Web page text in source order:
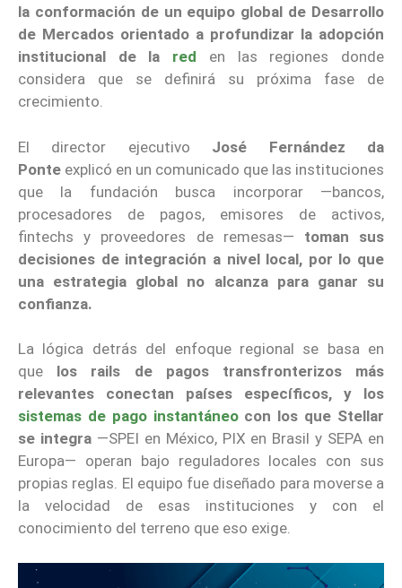
la conformación de un equipo global de Desarrollo
de Mercados orientado a profundizar la adopción
institucional de la red en las regiones donde
considera que se definirá su próxima fase de
crecimiento.
El director ejecutivo José Fernández da
Ponte explicó en un comunicado que las instituciones
que la fundación busca incorporar —bancos,
procesadores de pagos, emisores de activos,
fintechs y proveedores de remesas— toman sus
decisiones de integración a nivel local, por lo que
una estrategia global no alcanza para ganar su
confianza.
La lógica detrás del enfoque regional se basa en
que los rails de pagos transfronterizos más
relevantes conectan países específicos, y los
sistemas de pago instantáneocon los que Stellar
se integra—SPEI en México, PIX en Brasil y SEPA en
Europa— operan bajo reguladores locales con sus
propias reglas. El equipo fue diseñado para moverse a
la velocidad de esas instituciones y con el
conocimiento del terreno que eso exige.